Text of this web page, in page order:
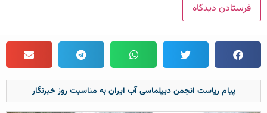
پیام ریاست انجمن دیپلماسی آب ایران به مناسبت روز خبرنگار